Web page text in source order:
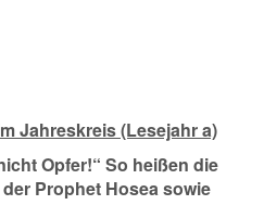
Jahreskreis (Lesejahr a)
Opfer!“ So heißen die
Prophet Hosea sowie